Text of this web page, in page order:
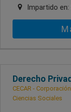
Impartido en:
Derecho
CECAR -
Ciencias Sociales